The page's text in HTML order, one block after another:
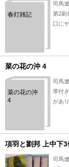
春灯雑記
司馬
第2刷
口に
菜の花の沖 4
菜の花の沖
4
司馬
帯付
があ
項羽と劉邦 上中下3
司馬